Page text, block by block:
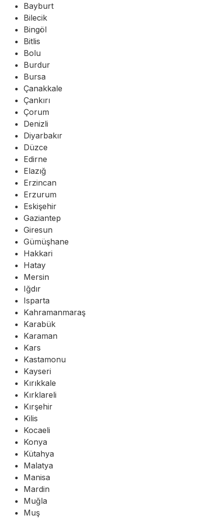
Bayburt
Bilecik
Bingöl
Bitlis
Bolu
Burdur
Bursa
Çanakkale
Çankırı
Çorum
Denizli
Diyarbakır
Düzce
Edirne
Elazığ
Erzincan
Erzurum
Eskişehir
Gaziantep
Giresun
Gümüşhane
Hakkari
Hatay
Mersin
Iğdır
Isparta
Kahramanmaraş
Karabük
Karaman
Kars
Kastamonu
Kayseri
Kırıkkale
Kırklareli
Kırşehir
Kilis
Kocaeli
Konya
Kütahya
Malatya
Manisa
Mardin
Muğla
Muş